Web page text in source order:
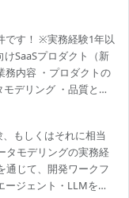
です！ ※実務経験1年以
SaaSプロダクト（新
内容 ・プロダクトの
デリング ・品質と生
計・実装・テスト・
デプロイなどの開発
産性やプロダクト品質
ームに知見を共有す
もしくはそれに相当
タモデリングの実務経
通じて、開発ワークフ
ジェント・LLMを活